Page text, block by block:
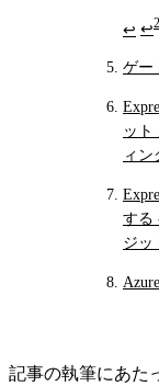
↩ ↩2
ゲー
ット
ィン
する
ジッ
記事の執筆にあた